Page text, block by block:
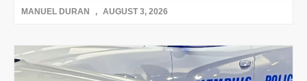
MANUEL DURAN AUGUST 3, 2026